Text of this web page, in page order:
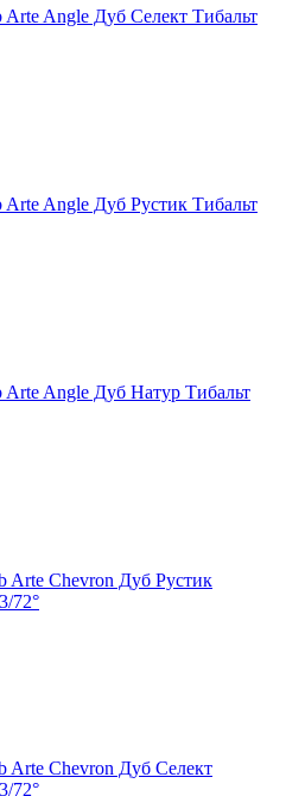
Angle Дуб Селект Тибальт
Angle Дуб Рустик Тибальт
Angle Дуб Натур Тибальт
Arte Chevron Дуб Рустик
72°
Arte Chevron Дуб Селект
72°